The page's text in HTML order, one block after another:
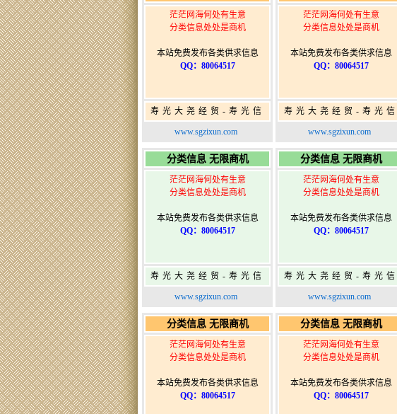
茫茫网海何处有生意
分类信息处处是商机
本站免费发布各类供求信息
QQ：80064517
寿光大尧经贸-寿光信
息网-免费信息发布网-
www.sgzixun.com
茫茫网海何处有生意
分类信息处处是商机
本站免费发布各类供求信息
QQ：80064517
寿光大尧经贸-寿光信
息网-免费信息发布网-
www.sgzixun.com
分类信息 无限商机
茫茫网海何处有生意
分类信息处处是商机
本站免费发布各类供求信息
QQ：80064517
寿光大尧经贸-寿光信
息网-免费信息发布网-
www.sgzixun.com
分类信息 无限商机
茫茫网海何处有生意
分类信息处处是商机
本站免费发布各类供求信息
QQ：80064517
寿光大尧经贸-寿光信
息网-免费信息发布网-
www.sgzixun.com
分类信息 无限商机
茫茫网海何处有生意
分类信息处处是商机
本站免费发布各类供求信息
QQ：80064517
分类信息 无限商机
茫茫网海何处有生意
分类信息处处是商机
本站免费发布各类供求信息
QQ：80064517